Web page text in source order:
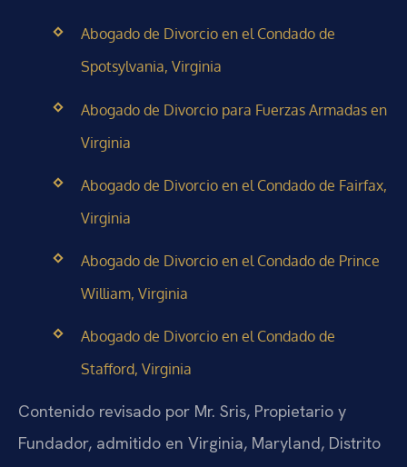
Abogado de Divorcio en el Condado de
Spotsylvania, Virginia
Abogado de Divorcio para Fuerzas Armadas en
Virginia
Abogado de Divorcio en el Condado de Fairfax,
Virginia
Abogado de Divorcio en el Condado de Prince
William, Virginia
Abogado de Divorcio en el Condado de
Stafford, Virginia
Contenido revisado por Mr. Sris, Propietario y
Fundador, admitido en Virginia, Maryland, Distrito